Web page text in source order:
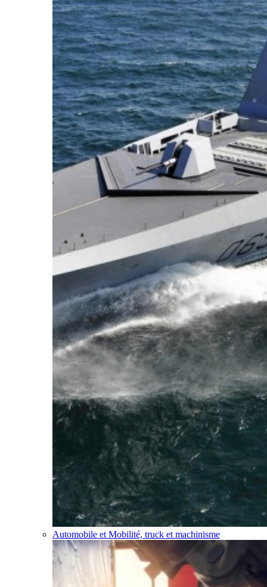
Automobile et Mobilité, truck et machinisme